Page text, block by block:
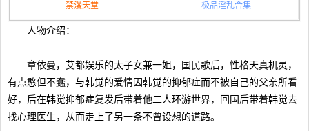
禁漫天堂 极品淫乱合集
人物介绍：
章依曼，艾都娱乐的太子女兼一姐，国民歌后，性格天真机灵，
有点憨但不蠢，与韩觉的爱情因韩觉的抑郁症而不被自己的父亲所看
好，后在韩觉抑郁症复发后带着他二人环游世界，回国后带着韩觉去
找心理医生，从而走上了另一条不曾设想的道路。